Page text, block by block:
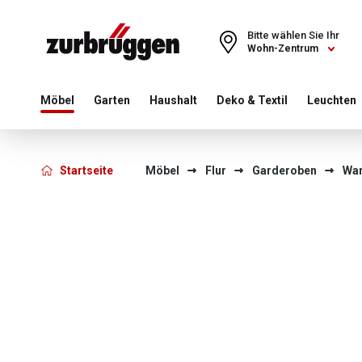
Choose a different country or region to see content for your
Wohn-Zentrum
Bitte wählen Sie Ihr
Möbel Garten Haushalt Deko & Textil Leuchten
Startseite Möbel Flur Garderoben